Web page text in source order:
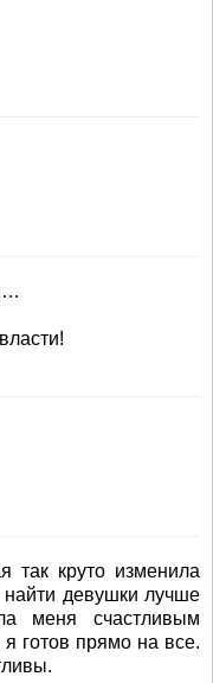
круто изменила
девушки лучше
меня счастливым
готов прямо на все.